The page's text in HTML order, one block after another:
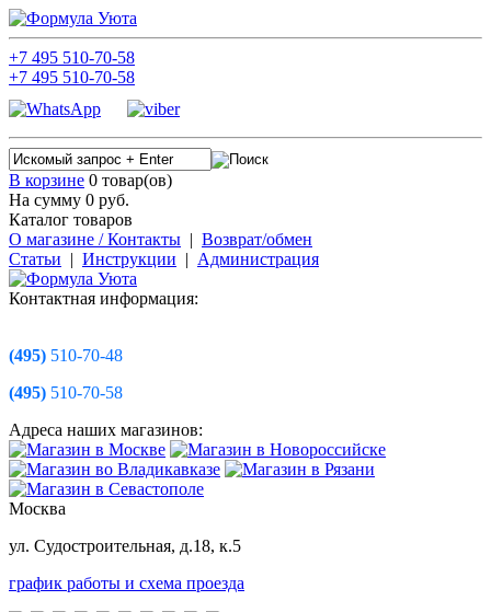
+7 495 510-70-58
+7 495 510-70-58
В корзине 0 товар(ов)
На сумму 0 руб.
Каталог товаров
О магазине / Контакты | Возврат/обмен
Статьи | Инструкции | Администрация
Контактная информация:
(495) 510-70-48
(495) 510-70-58
Адреса наших магазинов:
Москва
ул. Судостроительная, д.18, к.5
график работы и схема проезда